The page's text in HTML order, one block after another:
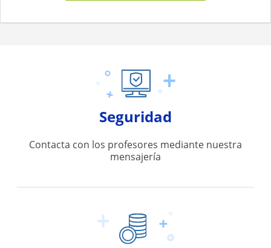
Seguridad
Contacta con los profesores mediante nuestra
mensajería